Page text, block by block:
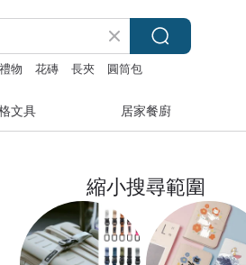
物 花磚 長夾 圓筒包
文具 居家餐廚
縮小搜尋範圍